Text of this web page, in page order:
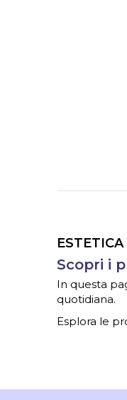
ESTETICA
Scopri i
In questa
quotidiana.
Esplora le